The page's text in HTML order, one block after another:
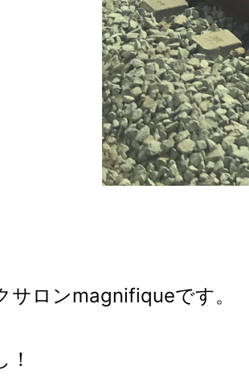
サロンmagnifiqueです。